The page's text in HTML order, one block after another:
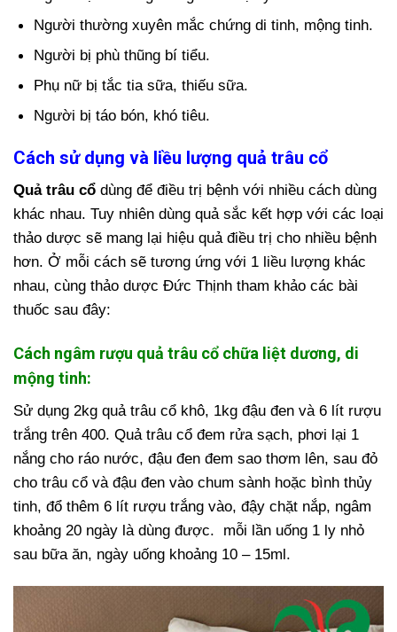
Người thường xuyên mắc chứng di tinh, mộng tinh.
Người bị phù thũng bí tiểu.
Phụ nữ bị tắc tia sữa, thiếu sữa.
Người bị táo bón, khó tiêu.
Cách sử dụng và liều lượng quả trâu cổ
Quả trâu cổ dùng để điều trị bệnh với nhiều cách dùng
khác nhau. Tuy nhiên dùng quả sắc kết hợp với các loại
thảo dược sẽ mang lại hiệu quả điều trị cho nhiều bệnh
hơn. Ở mỗi cách sẽ tương ứng với 1 liều lượng khác
nhau, cùng thảo dược Đức Thịnh tham khảo các bài
thuốc sau đây:
Cách ngâm rượu quả trâu cổ chữa liệt dương, di
mộng tinh:
Sử dụng 2kg quả trâu cổ khô, 1kg đậu đen và 6 lít rượu
trắng trên 400. Quả trâu cổ đem rửa sạch, phơi lại 1
nắng cho ráo nước, đậu đen đem sao thơm lên, sau đỏ
cho trâu cổ và đậu đen vào chum sành hoặc bình thủy
tinh, đổ thêm 6 lít rượu trắng vào, đậy chặt nắp, ngâm
khoảng 20 ngày là dùng được. mỗi lần uống 1 ly nhỏ
sau bữa ăn, ngày uống khoảng 10 – 15ml.